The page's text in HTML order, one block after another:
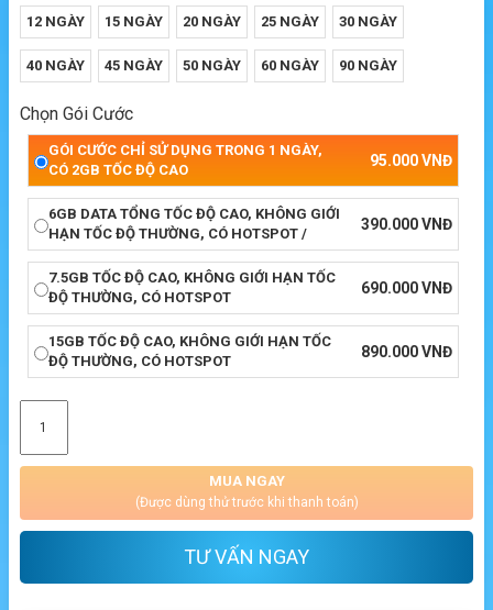
12 NGÀY 15 NGÀY 20 NGÀY 25 NGÀY 30 NGÀY
40 NGÀY 45 NGÀY 50 NGÀY 60 NGÀY 90 NGÀY
Chọn Gói Cước
GÓI CƯỚC CHỈ SỬ DỤNG TRONG 1 NGÀY,
CÓ 2GB TỐC ĐỘ CAO
95.000VNĐ
6GB DATA TỔNG TỐC ĐỘ CAO, KHÔNG GIỚI
HẠN TỐC ĐỘ THƯỜNG, CÓ HOTSPOT /
390.000VNĐ
7.5GB TỐC ĐỘ CAO, KHÔNG GIỚI HẠN TỐC
ĐỘ THƯỜNG, CÓ HOTSPOT
690.000VNĐ
15GB TỐC ĐỘ CAO, KHÔNG GIỚI HẠN TỐC
ĐỘ THƯỜNG, CÓ HOTSPOT
890.000VNĐ
MUA NGAY
(Được dùng thử trước khi thanh toán)
TƯ VẤN NGAY